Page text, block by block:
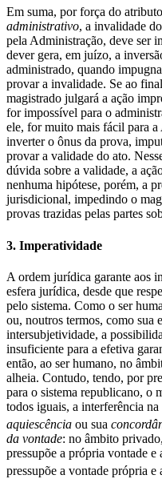
Em suma, por força do
administrativo, a invalidade
pela Administração, deve ser
dever gera, em juízo, a
administrado, quando
provar a invalidade. Se ao
magistrado julgará a ação
for impossível para o
ele, for muito mais fácil para
inverter o ônus da prova,
provar a validade do ato.
dúvida sobre a validade, a
nenhuma hipótese, porém, a
jurisdicional, impedindo o
provas trazidas pelas partes
3. Imperatividade
A ordem jurídica garante aos
esfera jurídica, desde que
pelo sistema. Como o ser
ou, noutros termos, como sua
intersubjetividade, a
insuficiente para a efetiva
então, ao ser humano, no
alheia. Contudo, tendo, por
para o sistema republicano, o
todos iguais, a interferência na
aquiescência ou sua
da vontade: no âmbito
pressupõe a própria vontade
pressupõe a vontade própria e